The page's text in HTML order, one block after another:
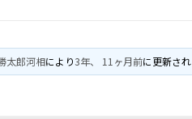
太郎河相により3年、 11ヶ月前に更新され